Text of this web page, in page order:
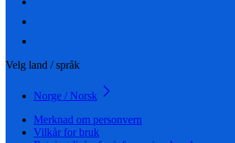
Velg land / språk
Norge / Norsk
Merknad om personvern
Vilkår for bruk